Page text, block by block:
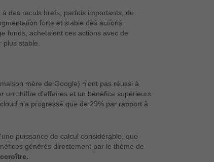
des reculs brefs, parfois importants, du
forte et stable des actions
funds, achetaient ces actions avec de
stable.
mère de Google) n'ont pas réussi à
un chiffre d'affaires et un bénéfice supérieurs
n'a progressé que de 29% par rapport à
puissance de calcul considérable, que
générés directement par le thème de